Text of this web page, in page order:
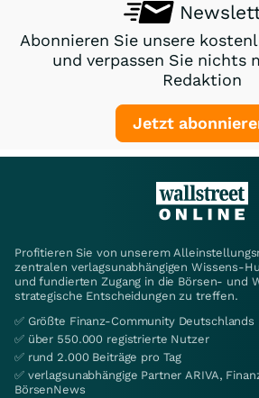
Abonnieren Sie unsere
und verpassen Sie nichts
Redaktion
Jetzt
Profitieren Sie von unserem
zentralen verlagsunabhängigen Wissens-
und fundierten Zugang in die Börsen- und
strategische Entscheidungen zu treffen.
✅ Größte Finanz-Community Deutschlands
✅ über 550.000 registrierte Nutzer
✅ rund 2.000 Beiträge pro Tag
✅ verlagsunabhängige Partner ARIVA,
BörsenNews